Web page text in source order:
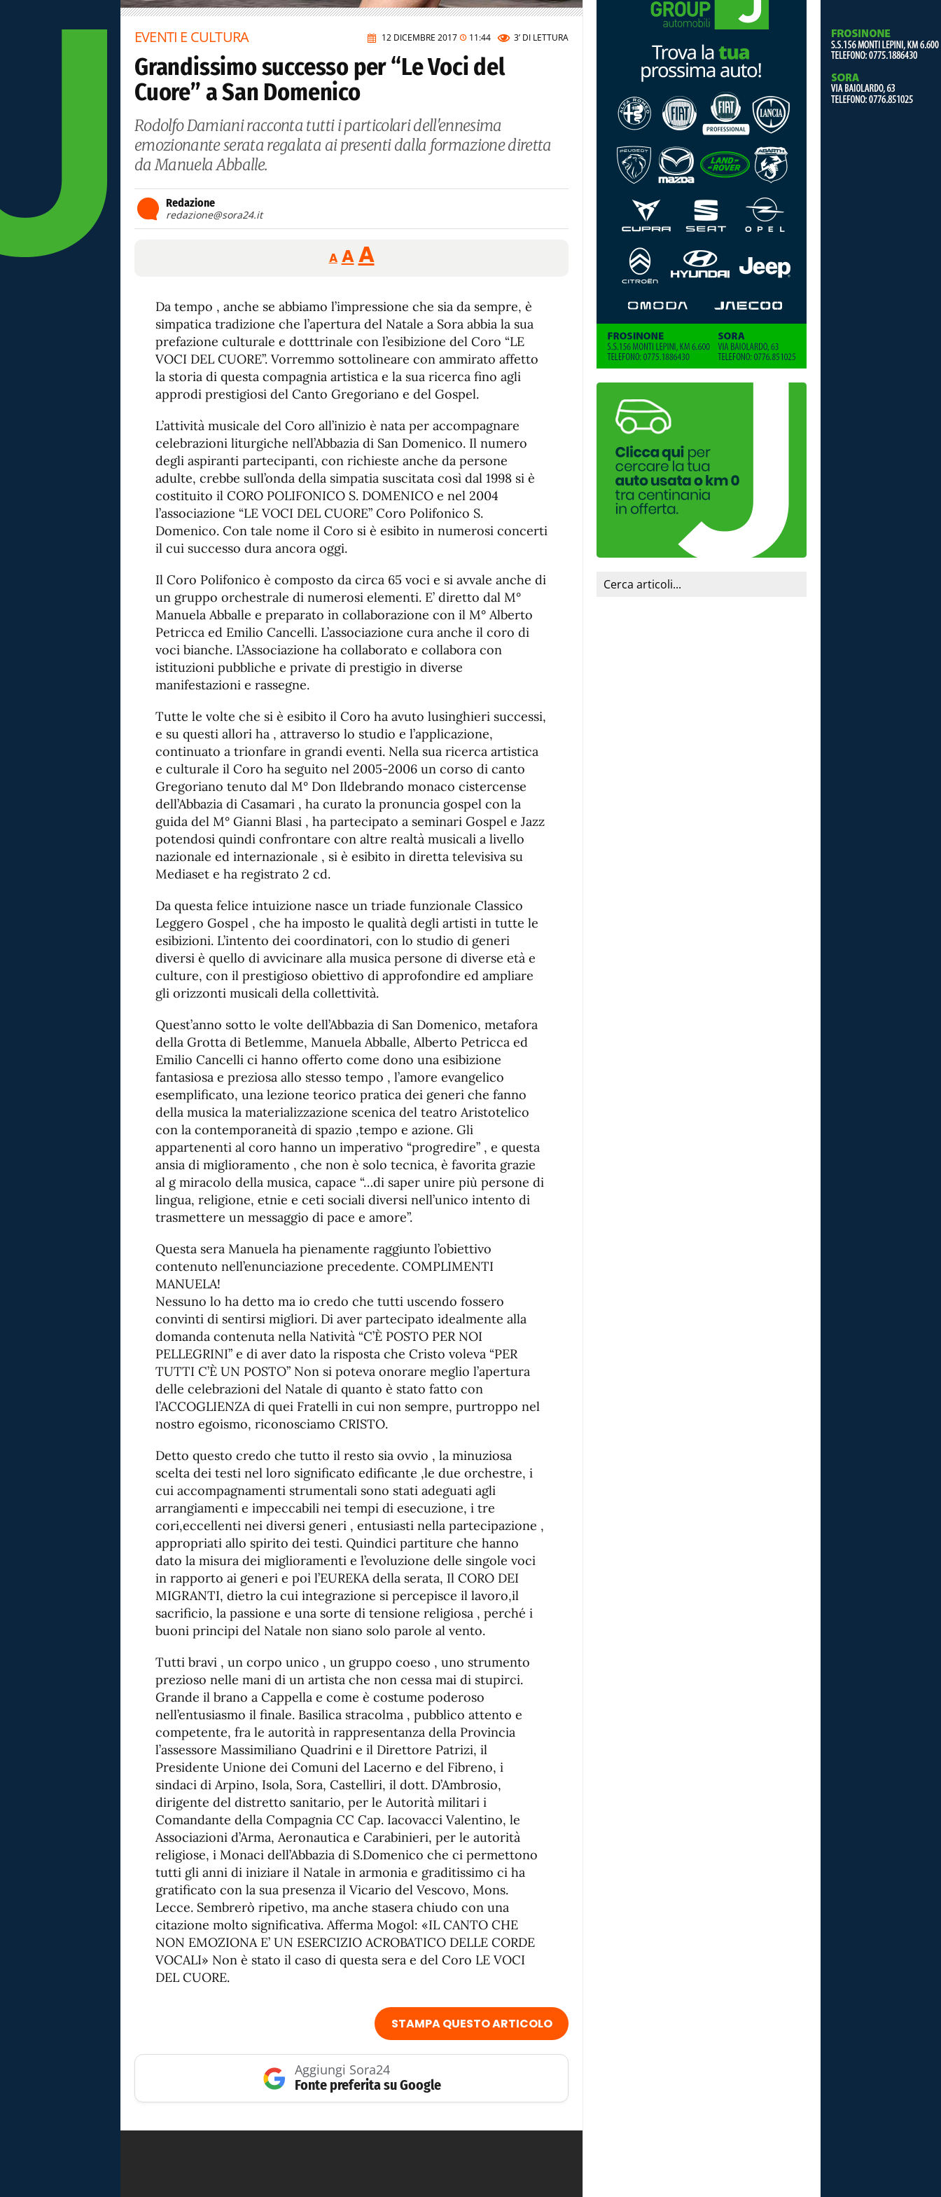
12 DICEMBRE 2017 11:44 3’ DI LETTURA
EVENTI E CULTURA
Grandissimo successo per “Le Voci del
Cuore” a San Domenico
Rodolfo Damiani racconta tutti i particolari dell'ennesima
emozionante serata regalata ai presenti dalla formazione diretta
da Manuela Abballe.
Redazione
redazione@sora24.it
A
Reducir
tamaño
A Restablecer
tamaño
fuente
AAumentar
de
fuente.
Da tempo , anche se abbiamo l’impressione che sia da sempre, è
simpatica tradizione che l’apertura del Natale a Sora abbia la sua
prefazione culturale e dotttrinale con l’esibizione del Coro “LE
VOCI DEL CUORE”. Vorremmo sottolineare con ammirato affetto
la storia di questa compagnia artistica e la sua ricerca fino agli
approdi prestigiosi del Canto Gregoriano e del Gospel.
L’attività musicale del Coro all’inizio è nata per accompagnare
celebrazioni liturgiche nell’Abbazia di San Domenico. Il numero
degli aspiranti partecipanti, con richieste anche da persone
adulte, crebbe sull’onda della simpatia suscitata così dal 1998 si è
costituito il CORO POLIFONICO S. DOMENICO e nel 2004
l’associazione “LE VOCI DEL CUORE” Coro Polifonico S.
Domenico. Con tale nome il Coro si è esibito in numerosi concerti
il cui successo dura ancora oggi.
Il Coro Polifonico è composto da circa 65 voci e si avvale anche di
un gruppo orchestrale di numerosi elementi. E’ diretto dal M°
Manuela Abballe e preparato in collaborazione con il M° Alberto
Petricca ed Emilio Cancelli. L’associazione cura anche il coro di
voci bianche. L’Associazione ha collaborato e collabora con
istituzioni pubbliche e private di prestigio in diverse
manifestazioni e rassegne.
Tutte le volte che si è esibito il Coro ha avuto lusinghieri successi,
e su questi allori ha , attraverso lo studio e l’applicazione,
continuato a trionfare in grandi eventi. Nella sua ricerca artistica
e culturale il Coro ha seguito nel 2005-2006 un corso di canto
Gregoriano tenuto dal M° Don Ildebrando monaco cistercense
dell’Abbazia di Casamari , ha curato la pronuncia gospel con la
guida del M° Gianni Blasi , ha partecipato a seminari Gospel e Jazz
potendosi quindi confrontare con altre realtà musicali a livello
nazionale ed internazionale , si è esibito in diretta televisiva su
Mediaset e ha registrato 2 cd.
Da questa felice intuizione nasce un triade funzionale Classico
Leggero Gospel , che ha imposto le qualità degli artisti in tutte le
esibizioni. L’intento dei coordinatori, con lo studio di generi
diversi è quello di avvicinare alla musica persone di diverse età e
culture, con il prestigioso obiettivo di approfondire ed ampliare
gli orizzonti musicali della collettività.
Quest’anno sotto le volte dell’Abbazia di San Domenico, metafora
della Grotta di Betlemme, Manuela Abballe, Alberto Petricca ed
Emilio Cancelli ci hanno offerto come dono una esibizione
fantasiosa e preziosa allo stesso tempo , l’amore evangelico
esemplificato, una lezione teorico pratica dei generi che fanno
della musica la materializzazione scenica del teatro Aristotelico
con la contemporaneità di spazio ,tempo e azione. Gli
appartenenti al coro hanno un imperativo “progredire” , e questa
ansia di miglioramento , che non è solo tecnica, è favorita grazie
al g miracolo della musica, capace “…di saper unire più persone di
lingua, religione, etnie e ceti sociali diversi nell’unico intento di
trasmettere un messaggio di pace e amore”.
Questa sera Manuela ha pienamente raggiunto l’obiettivo
contenuto nell’enunciazione precedente. COMPLIMENTI
MANUELA!
Nessuno lo ha detto ma io credo che tutti uscendo fossero
convinti di sentirsi migliori. Di aver partecipato idealmente alla
domanda contenuta nella Natività “C’È POSTO PER NOI
PELLEGRINI” e di aver dato la risposta che Cristo voleva “PER
TUTTI C’È UN POSTO” Non si poteva onorare meglio l’apertura
delle celebrazioni del Natale di quanto è stato fatto con
l’ACCOGLIENZA di quei Fratelli in cui non sempre, purtroppo nel
nostro egoismo, riconosciamo CRISTO.
Detto questo credo che tutto il resto sia ovvio , la minuziosa
scelta dei testi nel loro significato edificante ,le due orchestre, i
cui accompagnamenti strumentali sono stati adeguati agli
arrangiamenti e impeccabili nei tempi di esecuzione, i tre
cori,eccellenti nei diversi generi , entusiasti nella partecipazione ,
appropriati allo spirito dei testi. Quindici partiture che hanno
dato la misura dei miglioramenti e l’evoluzione delle singole voci
in rapporto ai generi e poi l’EUREKA della serata, Il CORO DEI
MIGRANTI, dietro la cui integrazione si percepisce il lavoro,il
sacrificio, la passione e una sorte di tensione religiosa , perché i
buoni principi del Natale non siano solo parole al vento.
Tutti bravi , un corpo unico , un gruppo coeso , uno strumento
prezioso nelle mani di un artista che non cessa mai di stupirci.
Grande il brano a Cappella e come è costume poderoso
nell’entusiasmo il finale. Basilica stracolma , pubblico attento e
competente, fra le autorità in rappresentanza della Provincia
l’assessore Massimiliano Quadrini e il Direttore Patrizi, il
Presidente Unione dei Comuni del Lacerno e del Fibreno, i
sindaci di Arpino, Isola, Sora, Castelliri, il dott. D’Ambrosio,
dirigente del distretto sanitario, per le Autorità militari i
Comandante della Compagnia CC Cap. Iacovacci Valentino, le
Associazioni d’Arma, Aeronautica e Carabinieri, per le autorità
religiose, i Monaci dell’Abbazia di S.Domenico che ci permettono
tutti gli anni di iniziare il Natale in armonia e graditissimo ci ha
gratificato con la sua presenza il Vicario del Vescovo, Mons.
Lecce. Sembrerò ripetivo, ma anche stasera chiudo con una
citazione molto significativa. Afferma Mogol: «IL CANTO CHE
NON EMOZIONA E’ UN ESERCIZIO ACROBATICO DELLE CORDE
VOCALI» Non è stato il caso di questa sera e del Coro LE VOCI
DEL CUORE.
STAMPA QUESTO ARTICOLO
Aggiungi Sora24
Fonte preferita su Google